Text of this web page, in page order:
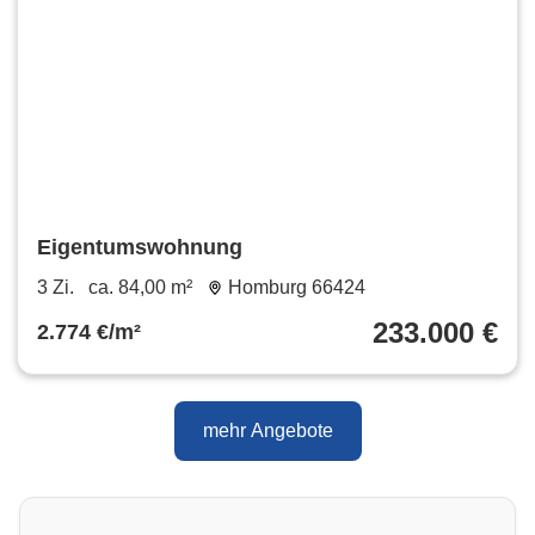
Eigentumswohnung
3 Zi. ca. 84,00 m² Homburg 66424
2.774 €/m² 233.000 €
mehr Angebote